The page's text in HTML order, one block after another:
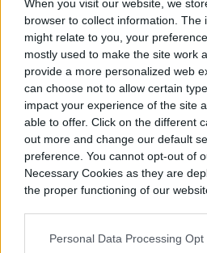
When you visit our website, we
browser to collect information. The
might relate to you, your
mostly used to make the site work
provide a more personalized web
can choose not to allow certain
impact your experience of the site
able to offer. Click on the different
out more and change our default
preference. You cannot opt-out of
Necessary Cookies as they are
the proper functioning of our
Personal Data Processing Opt
la que seguidores
forma más cercana las
franquicias de la
como ‘Bridgerton’ o
Diego
Senior Editor